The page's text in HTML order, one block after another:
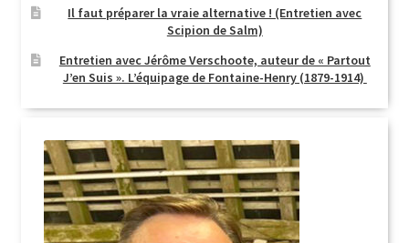
Il faut préparer la vraie alternative ! (Entretien avec
Scipion de Salm)
Entretien avec Jérôme Verschoote, auteur de « Partout
J’en Suis ». L’équipage de Fontaine-Henry (1879-1914)